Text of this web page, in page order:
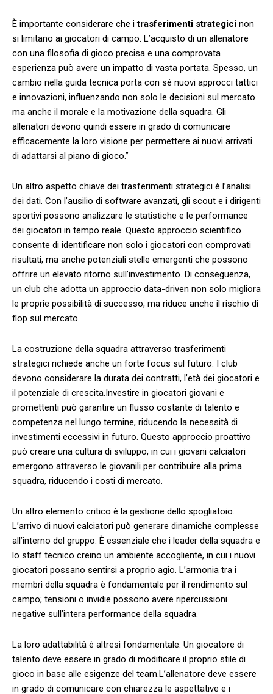
È importante considerare che itrasferimenti⁣ strategici non
‌si limitano ai giocatori di campo. L’acquisto di un allenatore
con una filosofia di gioco precisa e una comprovata
esperienza può avere un impatto di vasta portata. Spesso, un⁢
cambio nella ‌guida tecnica porta ⁣con sé nuovi approcci tattici
e innovazioni, influenzando non solo le decisioni sul⁣ mercato
ma anche il ‌morale e la motivazione della squadra. Gli
allenatori devono quindi essere in grado di comunicare
efficacemente la loro visione per ‍permettere⁣ ai ⁢nuovi arrivati
di adattarsi al piano‌ di gioco.”
Un ⁣altro aspetto chiave dei trasferimenti strategici è l’analisi
dei dati. Con l’ausilio di software avanzati, gli scout e i dirigenti
sportivi possono analizzare le statistiche ⁣e le performance
dei giocatori in tempo‍ reale. Questo approccio scientifico
consente di identificare non solo i giocatori con comprovati
risultati, ma anche‍ potenziali stelle‌ emergenti che possono
offrire un elevato ritorno sull’investimento. Di conseguenza,
un club che adotta un approccio data-driven non solo​ migliora
le proprie possibilità di successo, ma riduce anche il rischio‍ di
flop ⁢sul mercato.
La costruzione della squadra attraverso trasferimenti
strategici richiede anche un forte focus sul futuro. I club
devono considerare la durata dei contratti, l’età dei giocatori e
il potenziale di crescita.Investire in giocatori giovani e
promettenti può‍ garantire un flusso costante di⁢ talento e
competenza ‍nel lungo termine,⁣ riducendo la necessità di
investimenti eccessivi in futuro. Questo approccio proattivo
⁤può creare ⁣una cultura di sviluppo, in cui i giovani calciatori
emergono attraverso le giovanili per contribuire alla prima
squadra, riducendo i ​costi di‌ mercato.
Un altro elemento critico è la gestione dello spogliatoio.
L’arrivo di nuovi calciatori può generare dinamiche complesse
all’interno del gruppo. È essenziale che i leader della squadra e
lo staff tecnico creino un ambiente accogliente, in cui i nuovi
giocatori possano sentirsi a proprio agio. L’armonia tra i
membri della squadra è fondamentale per il rendimento sul
campo; tensioni o invidie possono avere⁢ ripercussioni
negative sull’intera performance della squadra.
La loro adattabilità è altresì fondamentale. Un giocatore ⁤di
talento deve essere in grado di modificare il proprio stile di
gioco in base alle esigenze del team.L’allenatore deve essere
in grado di comunicare con chiarezza le aspettative e i